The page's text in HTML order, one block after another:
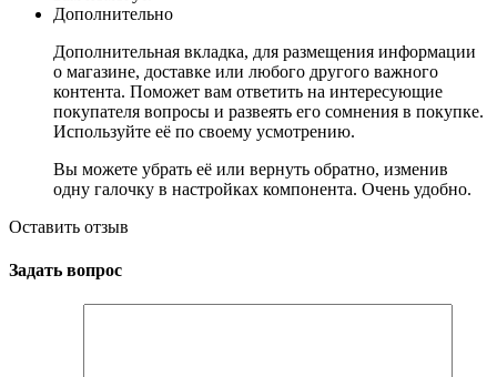
Дополнительно
Дополнительная вкладка, для размещения информации
о магазине, доставке или любого другого важного
контента. Поможет вам ответить на интересующие
покупателя вопросы и развеять его сомнения в покупке.
Используйте её по своему усмотрению.
Вы можете убрать её или вернуть обратно, изменив
одну галочку в настройках компонента. Очень удобно.
Оставить отзыв
Задать вопрос